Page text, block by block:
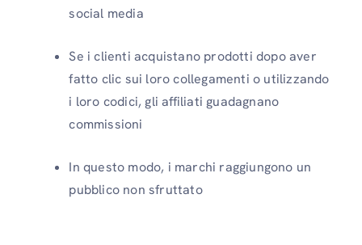
social media
Se i clienti acquistano prodotti dopo aver
fatto clic sui loro collegamenti o utilizzando
i loro codici, gli affiliati guadagnano
commissioni
In questo modo, i marchi raggiungono un
pubblico non sfruttato